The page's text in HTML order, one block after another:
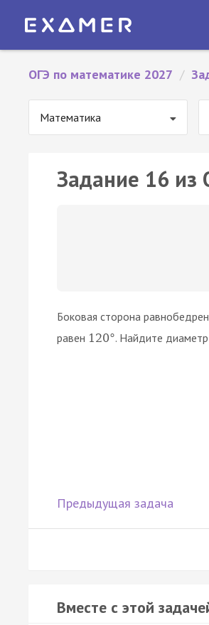
ОГЭ по математике 2027 /
Математика
Задание 16 из
Боковая сторона
равен 120°. Найдите диаметр
Предыдущая задача
Вместе с этой